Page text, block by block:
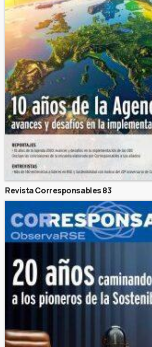
Revista Corresponsables 83